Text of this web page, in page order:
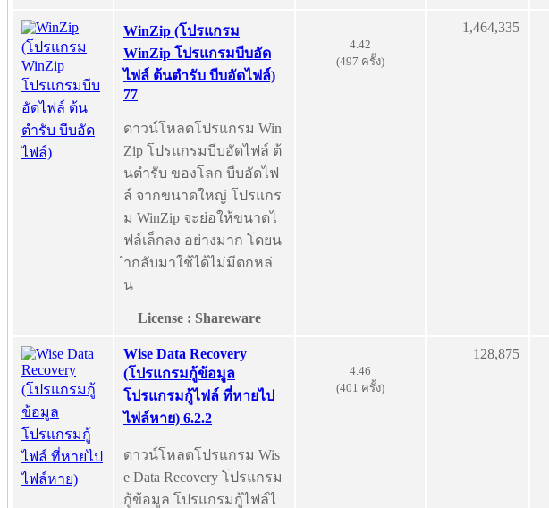
WinZip (โปรแกรม
WinZip โปรแกรมบีบอัด
ไฟล์ ต้นตำรับ บีบอัดไฟล์)
77
ดาวน์โหลดโปรแกรม Win
Zip โปรแกรมบีบอัดไฟล์ ต้
นตำรับ ของโลก บีบอัดไฟ
ล์ จากขนาดใหญ่ โปรแกร
ม WinZip จะย่อให้ขนาดไ
ฟล์เล็กลง อย่างมาก โดยน
ำกลับมาใช้ได้ไม่มีตกหล่
น
License : Shareware
4.42
(497 ครั้ง)
1,464,335
Wise Data Recovery
(โปรแกรมกู้ข้อมูล
โปรแกรมกู้ไฟล์ ที่หายไป
ไฟล์หาย) 6.2.2
ดาวน์โหลดโปรแกรม Wis
e Data Recovery โปรแกรม
กู้ข้อมูล โปรแกรมกู้ไฟล์ไ
4.46
(401 ครั้ง)
128,875